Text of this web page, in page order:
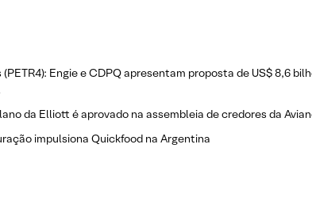
Engie e CDPQ apresentam proposta de US$ 8,6
da Elliott é aprovado na assembleia de credores da
impulsiona Quickfood na Argentina